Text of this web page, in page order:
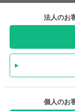
法人のお
個人のお